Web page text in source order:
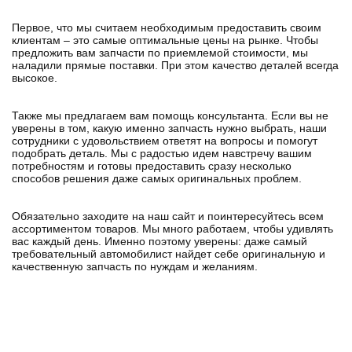
Первое, что мы считаем необходимым предоставить своим
клиентам – это самые оптимальные цены на рынке. Чтобы
предложить вам запчасти по приемлемой стоимости, мы
наладили прямые поставки. При этом качество деталей всегда
высокое.
Также мы предлагаем вам помощь консультанта. Если вы не
уверены в том, какую именно запчасть нужно выбрать, наши
сотрудники с удовольствием ответят на вопросы и помогут
подобрать деталь. Мы с радостью идем навстречу вашим
потребностям и готовы предоставить сразу несколько
способов решения даже самых оригинальных проблем.
Обязательно заходите на наш сайт и поинтересуйтесь всем
ассортиментом товаров. Мы много работаем, чтобы удивлять
вас каждый день. Именно поэтому уверены: даже самый
требовательный автомобилист найдет себе оригинальную и
качественную запчасть по нуждам и желаниям.